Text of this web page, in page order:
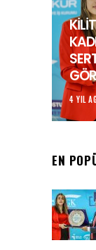
4 YIL
EN